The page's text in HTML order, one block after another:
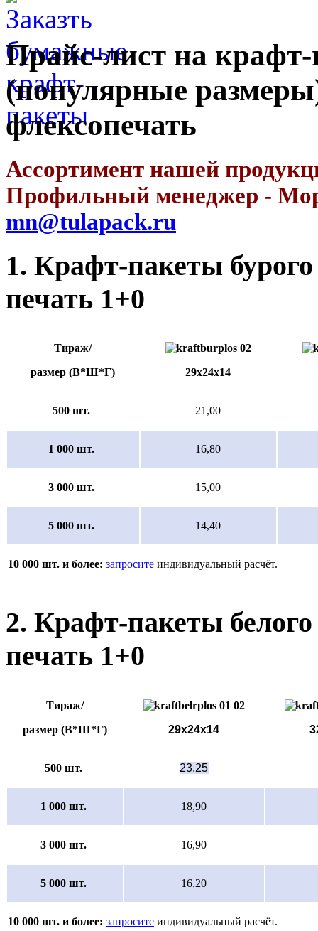
Прайс-лист на
(популярные
флексопечать
Ассортимент нашей
Профильный менеджер -
mn@tulapack.ru
1. Крафт-пакеты
печать 1+0
Тираж/
размер (В*Ш*Г)
29х24х14
500 шт. 21,00
1 000 шт. 16,80
3 000 шт. 15,00
5 000 шт. 14,40
10 000 шт. и более: запросите индивидуальный расчёт.
2. Крафт-пакеты
печать 1+0
Тираж/
размер (В*Ш*Г)
29х24х14
500 шт. 23,25
1 000 шт. 18,90
3 000 шт. 16,90
5 000 шт. 16,20
10 000 шт. и более: запросите индивидуальный расчёт.